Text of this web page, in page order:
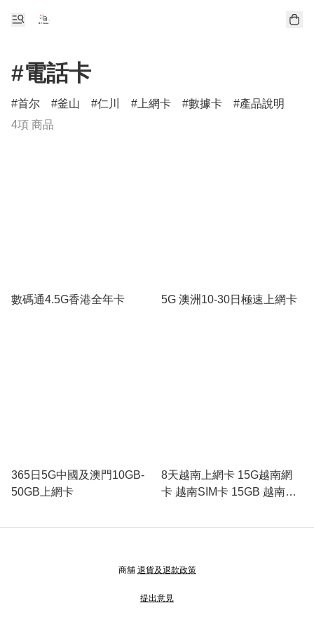
#電話卡
首尔 釜山 仁川 上網卡 數據卡
產品說明
4項 商品
數碼通4.5G香港全年卡 5G 澳洲10-30日極速上網卡
365日5G中國及澳門10GB-
50GB上網卡
8天越南上網卡 15G越南網
卡 越南SIM卡 15GB 越南
饱
商舖 退貨及退款政策
提出意見